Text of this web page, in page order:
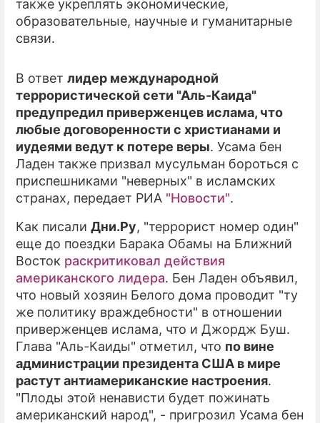
также укреплять экономические,
образовательные, научные и гуманитарные
связи.
В ответ лидер международной
террористической сети "Аль-Каида"
предупредил приверженцев ислама, что
любые договоренности с христианами и
иудеями ведут к потере веры. Усама бен
Ладен также призвал мусульман бороться с
приспешниками "неверных" в исламских
странах, передает РИА "Новости".
Как писали Дни.Ру, "террорист номер один"
еще до поездки Барака Обамы на Ближний
Восток раскритиковал действия
американского лидера. Бен Ладен объявил,
что новый хозяин Белого дома проводит "ту
же политику враждебности" в отношении
приверженцев ислама, что и Джордж Буш.
Глава "Аль-Каиды" отметил, что по вине
администрации президента США в мире
растут антиамериканские настроения.
"Плоды этой ненависти будет пожинать
американский народ", - пригрозил Усама бен